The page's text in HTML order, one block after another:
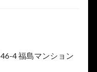
4 福島マンション